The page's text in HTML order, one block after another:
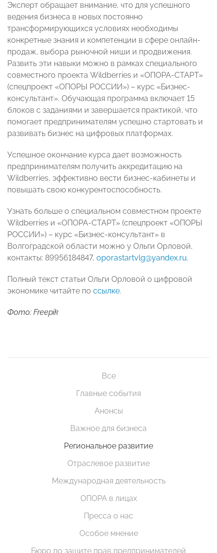
Эксперт обращает внимание, что для успешного
ведения бизнеса в новых постоянно
трансформирующихся условиях необходимы
конкретные знания и компетенции в сфере онлайн-
продаж, выбора рыночной ниши и продвижения.
Развить эти навыки можно в рамках специального
совместного проекта Wildberries и «ОПОРА-СТАРТ»
(спецпроект «ОПОРЫ РОССИИ») – курс «Бизнес-
консультант». Обучающая программа включает 15
блоков с заданиями и завершается практикой, что
помогает предпринимателям успешно стартовать и
развивать бизнес на цифровых платформах.
Успешное окончание курса дает возможность
предпринимателям получить аккредитацию на
Wildberries, эффективно вести бизнес-кабинеты и
повышать свою конкурентоспособность.
Узнать больше о специальном совместном проекте
Wildberries и «ОПОРА-СТАРТ» (спецпроект «ОПОРЫ
РОССИИ») – курс «Бизнес-консультант» в
Волгоградской области можно у Ольги Орловой,
контакты: 89956184847, oporastartvlg@yandex.ru.
Полный текст статьи Ольги Орловой о цифровой
экономике читайте по ссылке.
Фото: Freepik
Все
Главные события
Анонсы
Важное для бизнеса
Региональное развитие
Отраслевое развитие
Международная деятельность
ОПОРА в лицах
Пресса о нас
Особое мнение
Бюро по защите прав предпринимателей